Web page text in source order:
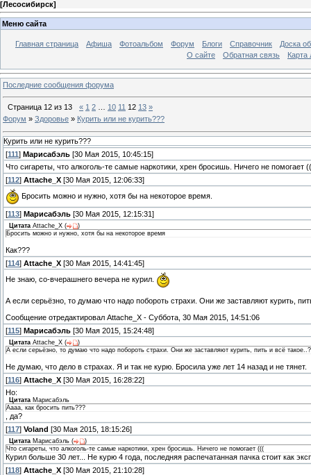
[Лесосибирск]
Меню сайта
Главная страница Афиша Фотоальбом Форум Блоги Справочник
Доска
О сайте
Обратная связь Карта
Последние сообщения форума
Страница 12 из 13 « 1 2 10 11 12 13 »
Форум » Здоровье » Курить или не курить???
Курить или не курить???
[111] Марисабэль [30 Мая 2015, 10:45:15]
Что сигареты, что алкоголь-те самые наркотики, хрен бросишь. Ничего не помогает
[112] Attache_X [30 Мая 2015, 12:06:33]
Бросить можно и нужно, хотя бы на некоторое время.
[113] Марисабэль [30 Мая 2015, 12:15:31]
Цитата Attache_X (
)
Бросить можно и нужно, хотя бы на некоторое время
Как???
[114] Attache_X [30 Мая 2015, 14:41:45]
Не знаю, со-вчерашнего вечера не курил.
А если серьёзно, то думаю что надо побороть страхи. Они же заставляют курить,
Сообщение отредактировал Attache_X - Суббота, 30 Мая 2015, 14:51:06
[115] Марисабэль [30 Мая 2015, 15:24:48]
Цитата Attache_X (
)
А если серьёзно, то думаю что надо побороть страхи. Они же заставляют курить, пить и всё такое..?
Не думаю, что дело в страхах. Я и так не курю. Бросила уже лет 14 назад и не тянет.
[116] Attache_X [30 Мая 2015, 16:28:22]
Но:
Цитата Марисабэль
Аааа, как бросить пить???
, да?
[117] Voland [30 Мая 2015, 18:15:26]
Цитата Марисабэль (
)
Что сигареты, что алкоголь-те самые наркотики, хрен бросишь. Ничего не помогает (((
Курил больше 30 лет... Не курю 4 года, последняя распечатанная пачка стоит как
[118] Attache_X [30 Мая 2015, 21:10:28]